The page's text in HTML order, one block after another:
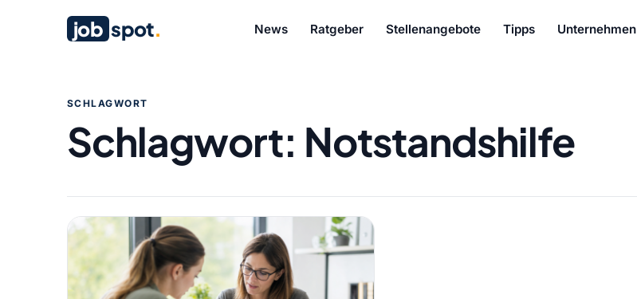
job spot. News Ratgeber Stellenangebote Tipps Unternehmen
SCHLAGWORT
Schlagwort: Notstandshilfe